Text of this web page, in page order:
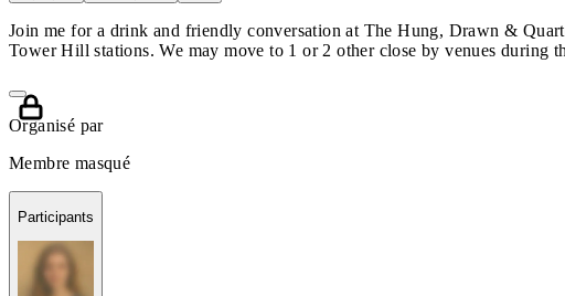
Join me for a drink and friendly conversation at The Hung, Drawn &
Tower Hill stations. We may move to 1 or 2 other close by venues during
Organisé par
Membre masqué
Participants